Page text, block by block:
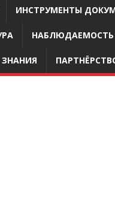
ИНСТРУМЕНТЫ
НАБЛЮДАЕМОСТЬ
ЗНАНИЯ